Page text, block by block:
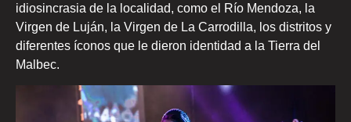
idiosincrasia de la localidad, como el Río Mendoza, la
Virgen de Luján, la Virgen de La Carrodilla, los distritos y
diferentes íconos que le dieron identidad a la Tierra del
Malbec.